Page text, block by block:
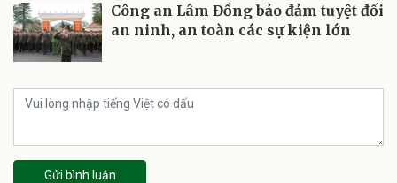
Công an Lâm Đồng bảo đảm tuyệt đối
an ninh, an toàn các sự kiện lớn
Gửi bình luận